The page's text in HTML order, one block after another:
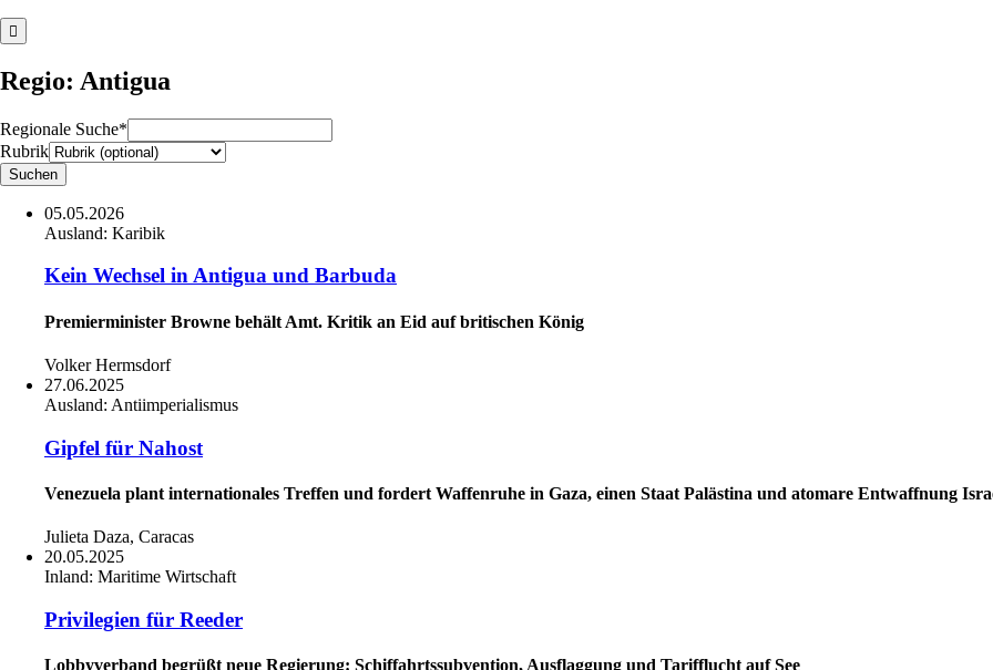
Regio: Antigua
Regionale Suche*
Rubrik
05.05.2026
Ausland: Karibik
Kein Wechsel in Antigua und Barbuda
Premierminister Browne behält Amt. Kritik an Eid auf britischen König
Volker Hermsdorf
27.06.2025
Ausland: Antiimperialismus
Gipfel für Nahost
Venezuela plant internationales Treffen und fordert Waffenruhe in Gaza, einen Staat Palästina und atomare Entwaffnung
Julieta Daza, Caracas
20.05.2025
Inland: Maritime Wirtschaft
Privilegien für Reeder
Lobbyverband begrüßt neue Regierung: Schiffahrtssubvention, Ausflaggung und Tarifflucht auf See